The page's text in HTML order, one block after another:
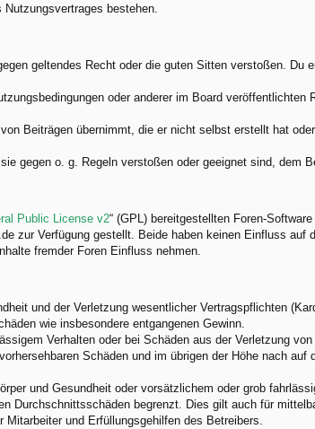
bestehen.
geltendes Recht oder die guten Sitten verstoßen.
oder anderer im Board
Beiträgen übernimmt, die er nicht selbst erstellt hat
gegen o. g. Regeln verstoßen oder geeignet sind, dem
Public License v2“ (GPL) bereitgestellten Foren-
zur Verfügung gestellt. Beide haben keinen Einfluss
fremder Foren Einfluss nehmen.
und der Verletzung wesentlicher Vertragspflichten
wie insbesondere entgangenen Gewinn.
Verhalten oder bei Schäden aus der Verletzung
Schäden und im übrigen der Höhe nach
und Gesundheit oder vorsätzlichem oder grob
Durchschnittsschäden begrenzt. Dies gilt auch für
und Erfüllungsgehilfen des Betreibers.